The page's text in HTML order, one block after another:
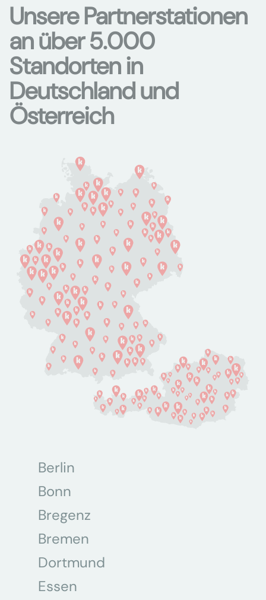
Unsere Partnerstationen
an über 5.000
Standorten in
Deutschland und
Österreich
Berlin
Bonn
Bregenz
Bremen
Dortmund
Essen